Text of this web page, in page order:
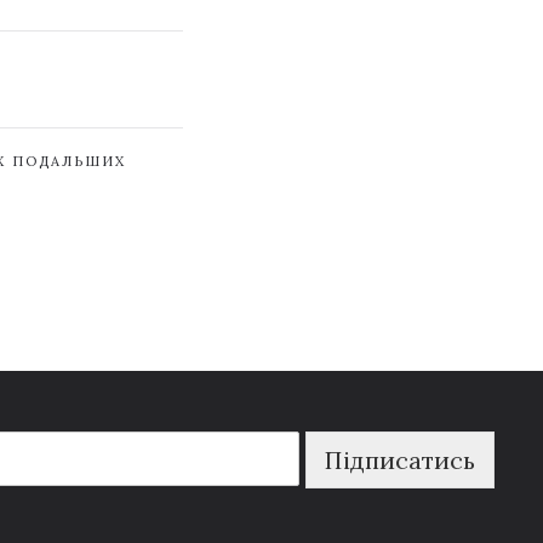
ПОДАЛЬШИХ
Підписатись